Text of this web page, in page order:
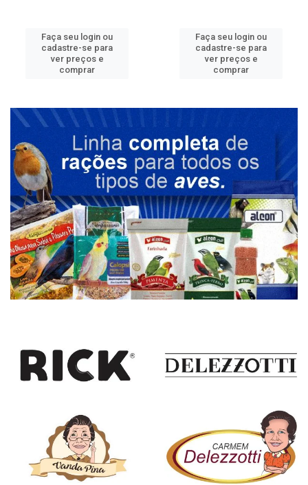
Faça seu login ou
cadastre-se para
ver preços e
comprar
Faça seu login ou
cadastre-se para
ver preços e
comprar